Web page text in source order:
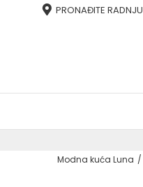
PRONAĐITE RADNJU
Modna kuća Luna